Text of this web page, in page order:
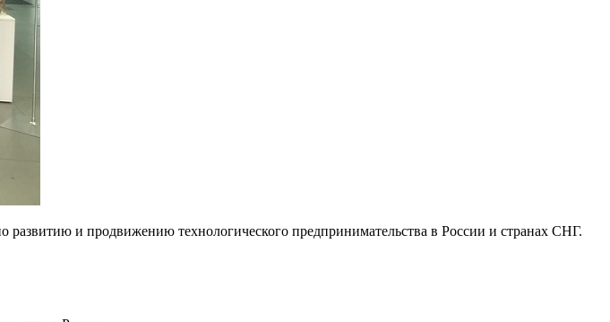
и продвижению технологического предпринимательства в России и странах СНГ.